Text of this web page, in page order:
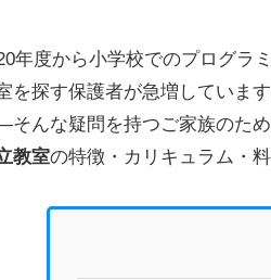
年度から小学校でのプログラ
を探す保護者が急増していま
んな疑問を持つご家族のため
教室の特徴・カリキュラム・